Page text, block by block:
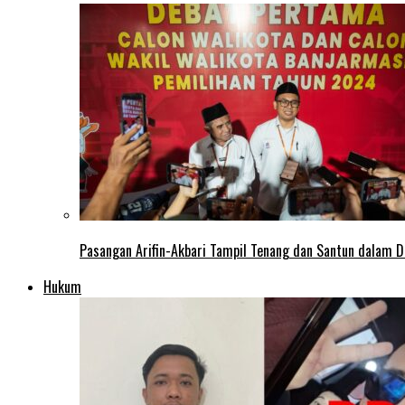
Pasangan Arifin-Akbari Tampil Tenang dan Santun dalam
Hukum